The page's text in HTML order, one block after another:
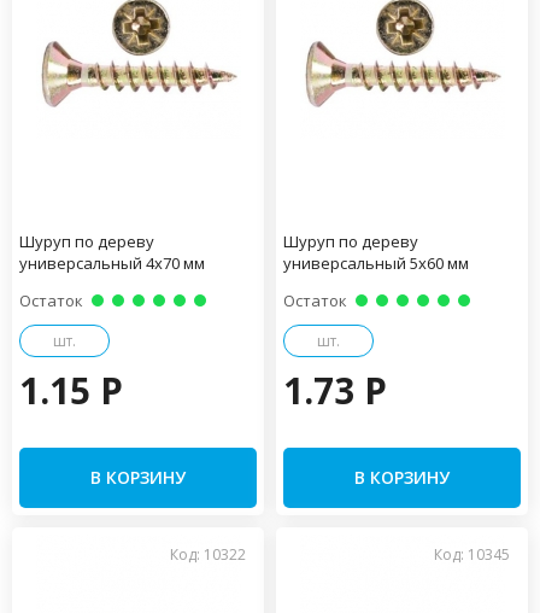
Шуруп по дереву
универсальный 4х70 мм
Остаток
шт.
1.15 P
В КОРЗИНУ
Шуруп по дереву
универсальный 5х60 мм
Остаток
шт.
1.73 P
В КОРЗИНУ
Код: 10322 Код: 10345